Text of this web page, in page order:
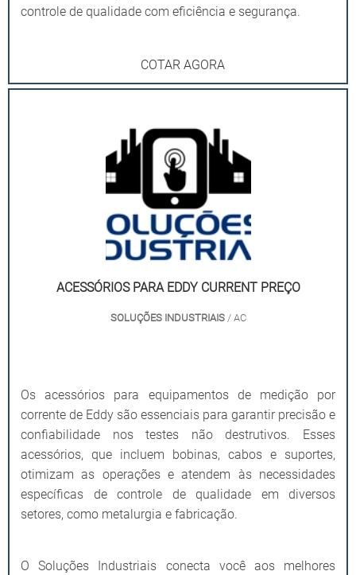
controle de qualidade com eficiência e segurança.
COTAR AGORA
ACESSÓRIOS PARA EDDY CURRENT PREÇO
SOLUÇÕES INDUSTRIAIS/ AC
Os acessórios para equipamentos de medição por
corrente de Eddy são essenciais para garantir precisão e
confiabilidade nos testes não destrutivos. Esses
acessórios, que incluem bobinas, cabos e suportes,
otimizam as operações e atendem às necessidades
específicas de controle de qualidade em diversos
setores, como metalurgia e fabricação.
O Soluções Industriais conecta você aos melhores